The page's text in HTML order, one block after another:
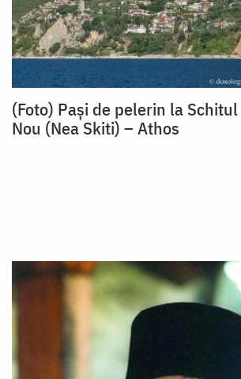
(Foto) Pași de pelerin la Schitul
Nou (Nea Skiti) – Athos